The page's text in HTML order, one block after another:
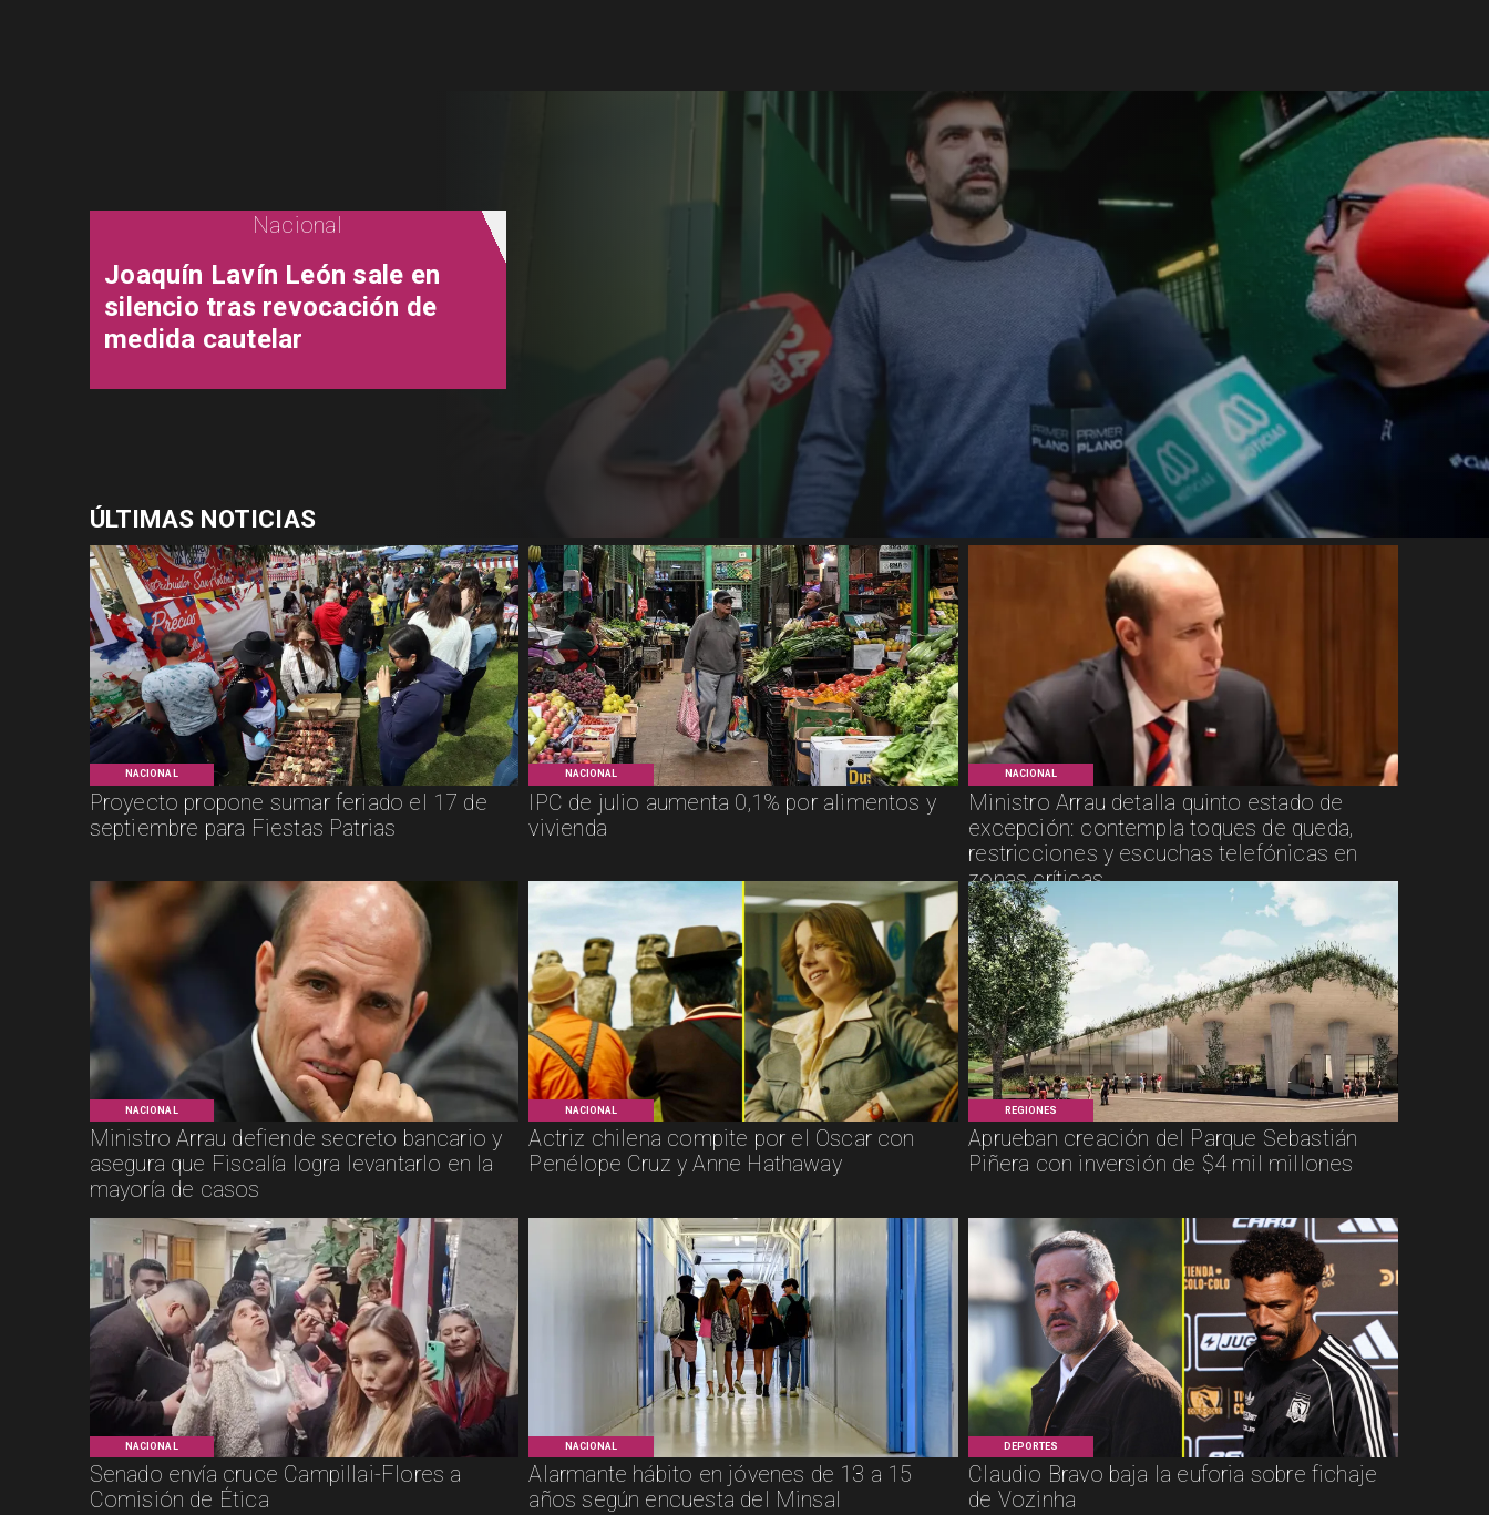
NACIONAL
Proyecto propone sumar feriado el 17 de
septiembre para Fiestas Patrias
NACIONAL
IPC de julio aumenta 0,1% por alimentos y
vivienda
NACIONAL
Ministro Arrau detalla quinto estado de
excepción: contempla toques de queda,
restricciones y escuchas telefónicas en
zonas críticas
NACIONAL
Ministro Arrau defiende secreto bancario y
asegura que Fiscalía logra levantarlo en la
mayoría de casos
NACIONAL
Actriz chilena compite por el Oscar con
Penélope Cruz y Anne Hathaway
REGIONES
Aprueban creación del Parque Sebastián
Piñera con inversión de $4 mil millones
NACIONAL
Senado envía cruce Campillai-Flores a
Comisión de Ética
NACIONAL
Alarmante hábito en jóvenes de 13 a 15
años según encuesta del Minsal
DEPORTES
Claudio Bravo baja la euforia sobre fichaje
de Vozinha
Nacional
Joaquín Lavín León sale en
silencio tras revocación de
medida cautelar
ÚLTIMAS NOTICIAS